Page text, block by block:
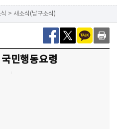
개
정보
> 새소식(남구소식)
민행동요령